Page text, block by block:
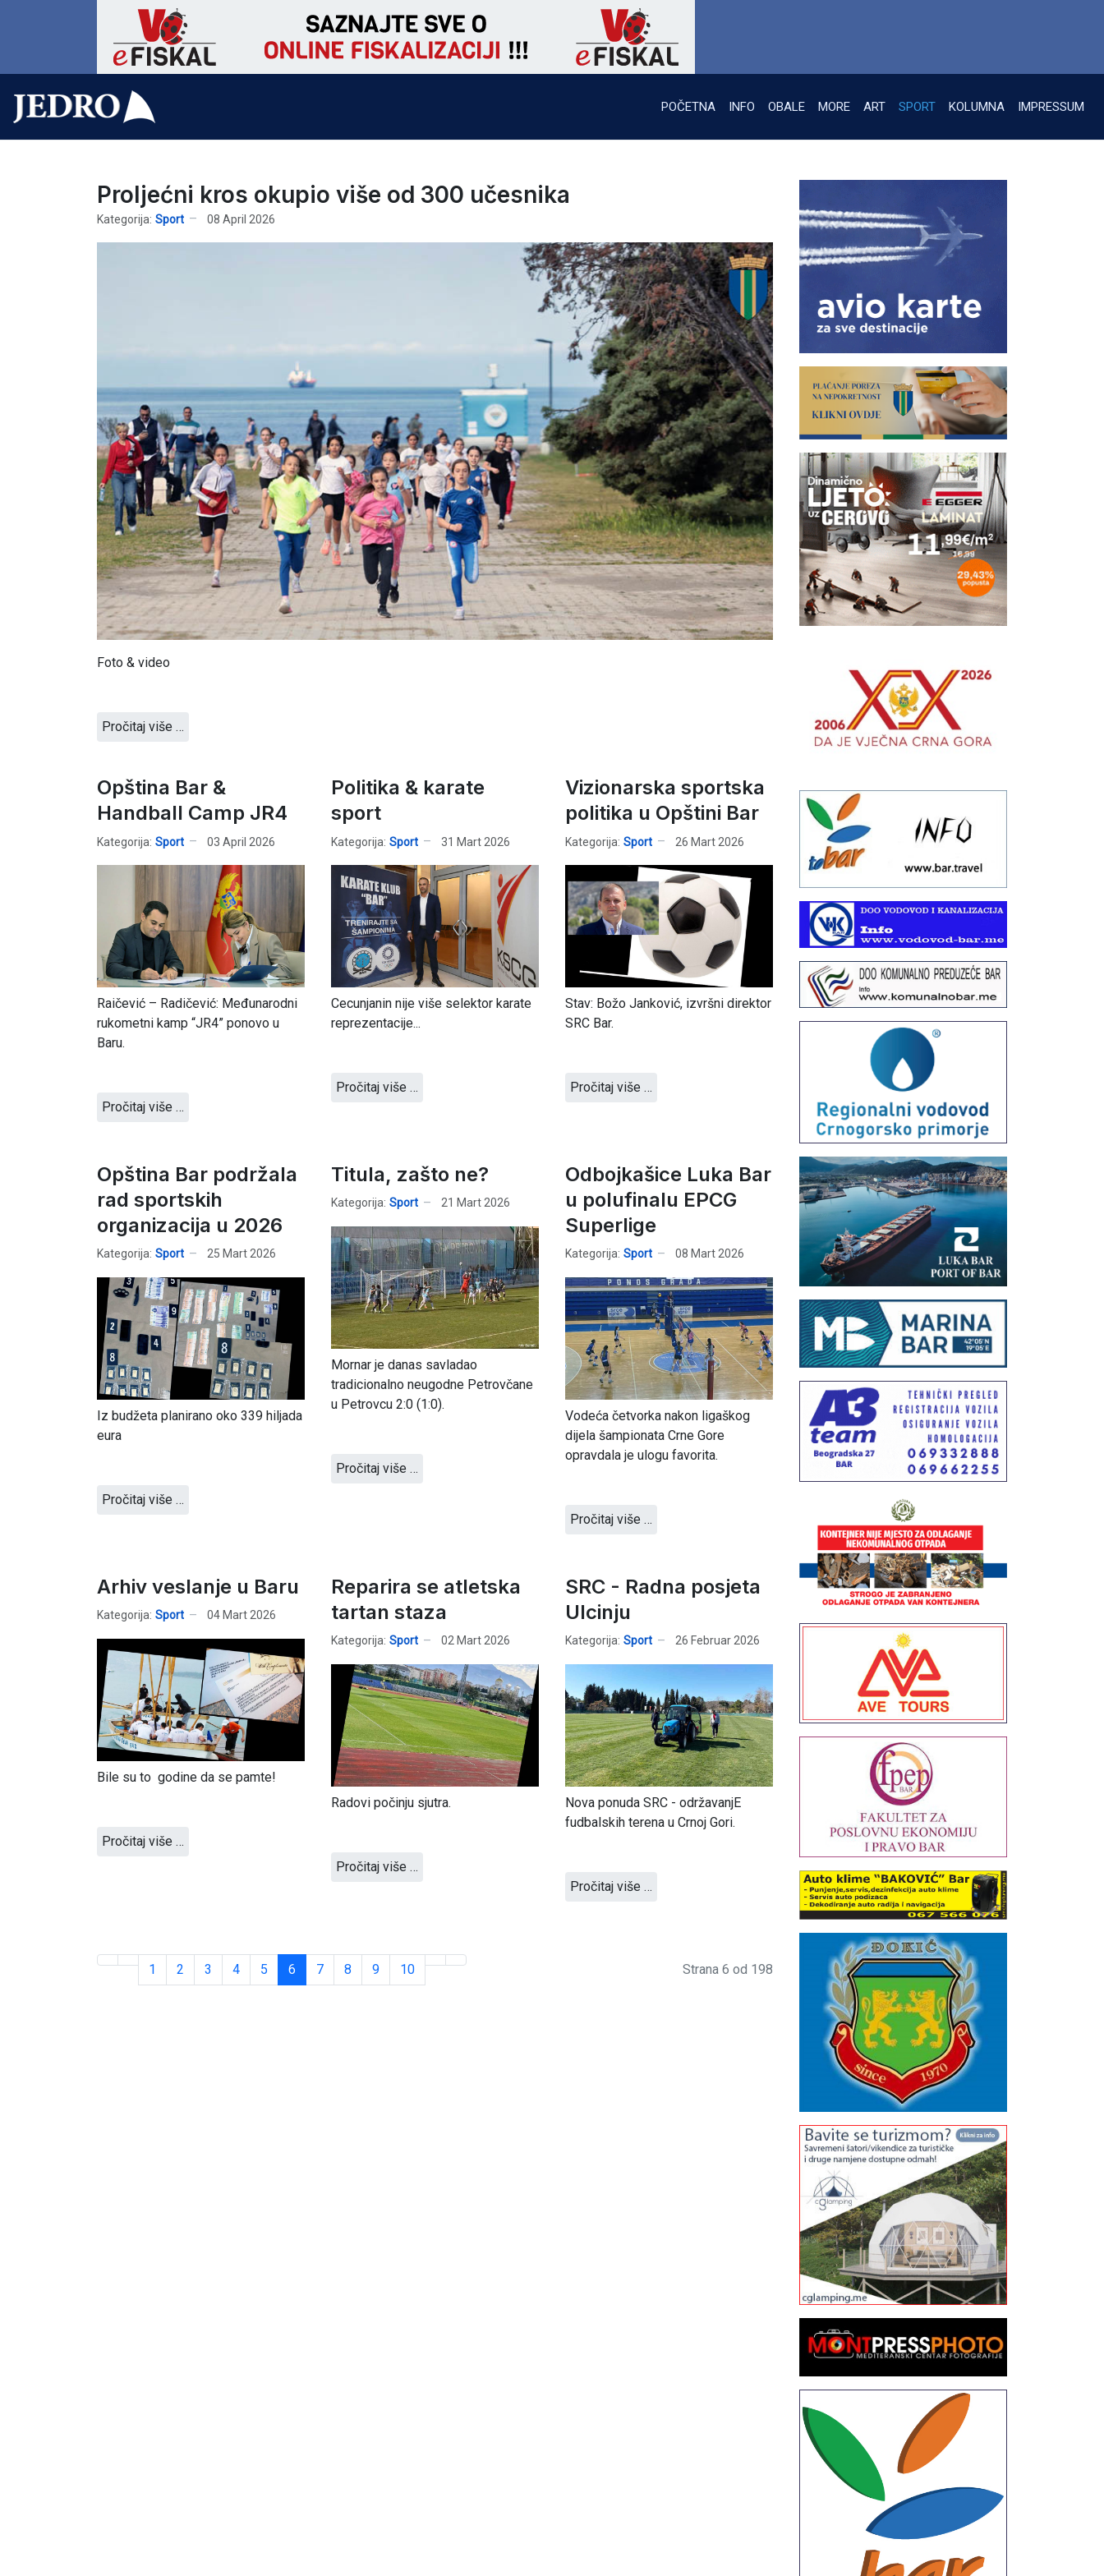
POČETNA INFO OBALE MORE ART SPORT KOLUMNA IMPRESSUM
Proljećni kros okupio više od 300 učesnika
Kategorija: Sport 08 April 2026
Foto & video
Pročitaj više …
Opština Bar &
Handball Camp JR4
Kategorija: Sport 03 April 2026
Raičević – Radičević: Međunarodni
rukometni kamp “JR4” ponovo u
Baru.
Pročitaj više …
Politika & karate
sport
Kategorija: Sport 31 Mart 2026
Cecunjanin nije više selektor karate
reprezentacije...
Pročitaj više …
Vizionarska sportska
politika u Opštini Bar
Kategorija: Sport 26 Mart 2026
Stav: Božo Janković, izvršni direktor
SRC Bar.
Pročitaj više …
Opština Bar podržala
rad sportskih
organizacija u 2026
Kategorija: Sport 25 Mart 2026
Iz budžeta planirano oko 339 hiljada
eura
Pročitaj više …
Titula, zašto ne?
Kategorija: Sport 21 Mart 2026
Mornar je danas savladao
tradicionalno neugodne Petrovčane
u Petrovcu 2:0 (1:0).
Pročitaj više …
Odbojkašice Luka Bar
u polufinalu EPCG
Superlige
Kategorija: Sport 08 Mart 2026
Vodeća četvorka nakon ligaškog
dijela šampionata Crne Gore
opravdala je ulogu favorita.
Pročitaj više …
Arhiv veslanje u Baru
Kategorija: Sport 04 Mart 2026
Bile su to godine da se pamte!
Pročitaj više …
Reparira se atletska
tartan staza
Kategorija: Sport 02 Mart 2026
Radovi počinju sjutra.
Pročitaj više …
SRC - Radna posjeta
Ulcinju
Kategorija: Sport 26 Februar 2026
Nova ponuda SRC - održavanjE
fudbalskih terena u Crnoj Gori.
Pročitaj više …
1 2 3 4 5 6 7 8 9 10 Strana 6 od 198